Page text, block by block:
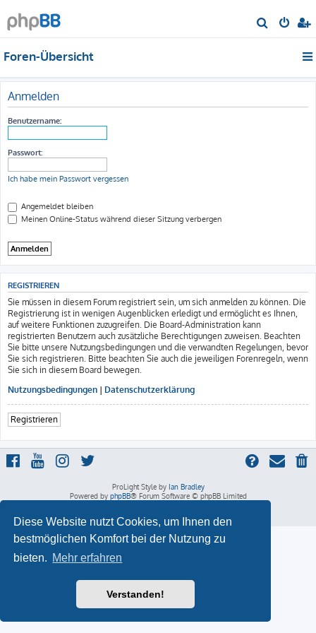
Diese Website nutzt Cookies, um Ihnen den
bestmöglichen Komfort bei der Nutzung zu
bieten. Mehr erfahren
Verstanden!
u
Foren-Übersicht
Anmelden
Benutzername:
Passwort:
Ich habe mein Passwort vergessen
Angemeldet bleiben
Meinen Online-Status während dieser Sitzung verbergen
REGISTRIEREN
Sie müssen in diesem Forum registriert sein, um sich anmelden zu können. Die
Registrierung ist in wenigen Augenblicken erledigt und ermöglicht es Ihnen,
auf weitere Funktionen zuzugreifen. Die Board-Administration kann
registrierten Benutzern auch zusätzliche Berechtigungen zuweisen. Beachten
Sie bitte unsere Nutzungsbedingungen und die verwandten Regelungen, bevor
Sie sich registrieren. Bitte beachten Sie auch die jeweiligen Forenregeln, wenn
Sie sich in diesem Board bewegen.
Nutzungsbedingungen | Datenschutzerklärung
Registrieren
ProLight Style by Ian Bradley
Powered by phpBB® Forum Software © phpBB Limited